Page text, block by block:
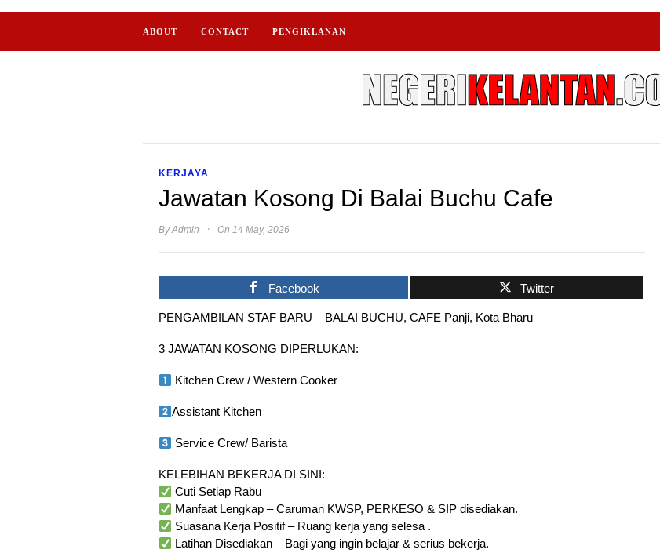
ABOUT CONTACT PENGIKLANAN
KERJAYA
Jawatan Kosong Di Balai Buchu Cafe
ByAdmin · On 14 May, 2026
Facebook Twitter
PENGAMBILAN STAF BARU – BALAI BUCHU, CAFE Panji, Kota Bharu
3 JAWATAN KOSONG DIPERLUKAN:
Kitchen Crew / Western Cooker
Assistant Kitchen
Service Crew/ Barista
KELEBIHAN BEKERJA DI SINI:
Cuti Setiap Rabu
Manfaat Lengkap – Caruman KWSP, PERKESO & SIP disediakan.
Suasana Kerja Positif – Ruang kerja yang selesa .
Latihan Disediakan – Bagi yang ingin belajar & serius bekerja.